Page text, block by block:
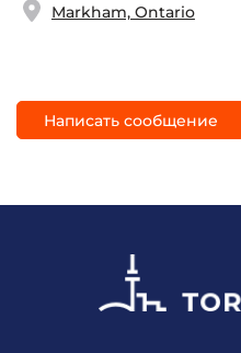
Markham, Ontario
Написать сообщение